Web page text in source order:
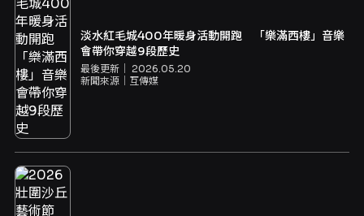
淡水紅毛城400年暖身活動開跑 「樂滿西樓」音樂
會帶你穿越9段歷史
最後更新｜ 2026.05.20
新聞來源｜ 互傳媒